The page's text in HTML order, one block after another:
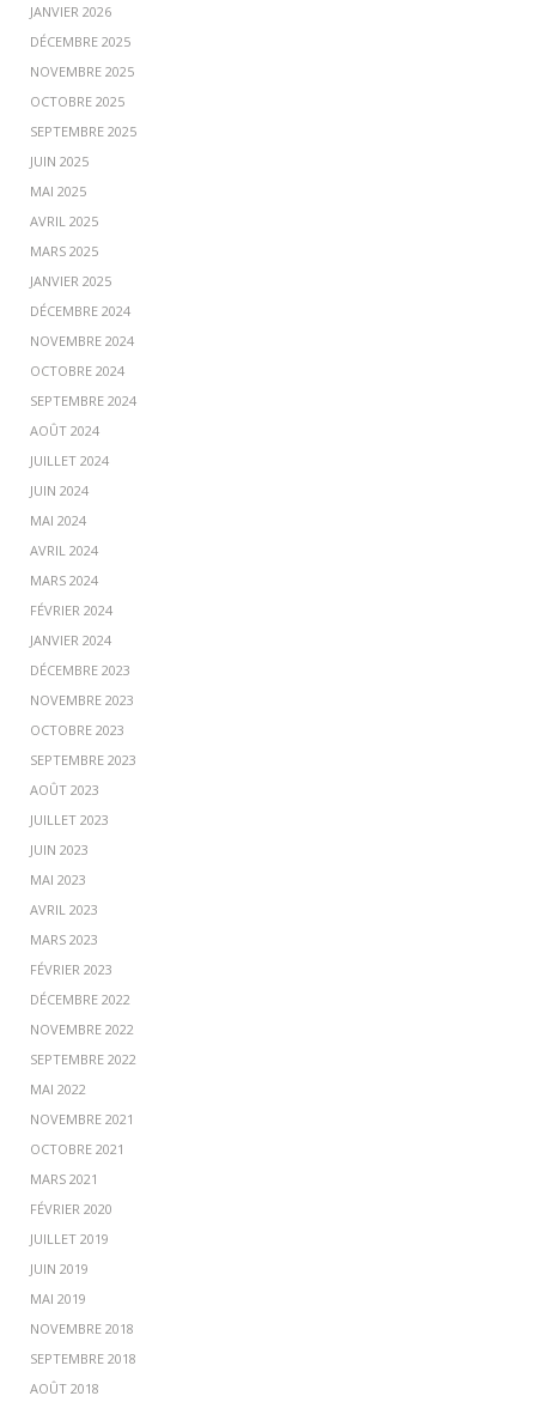
JANVIER 2026
DÉCEMBRE 2025
NOVEMBRE 2025
OCTOBRE 2025
SEPTEMBRE 2025
JUIN 2025
MAI 2025
AVRIL 2025
MARS 2025
JANVIER 2025
DÉCEMBRE 2024
NOVEMBRE 2024
OCTOBRE 2024
SEPTEMBRE 2024
AOÛT 2024
JUILLET 2024
JUIN 2024
MAI 2024
AVRIL 2024
MARS 2024
FÉVRIER 2024
JANVIER 2024
DÉCEMBRE 2023
NOVEMBRE 2023
OCTOBRE 2023
SEPTEMBRE 2023
AOÛT 2023
JUILLET 2023
JUIN 2023
MAI 2023
AVRIL 2023
MARS 2023
FÉVRIER 2023
DÉCEMBRE 2022
NOVEMBRE 2022
SEPTEMBRE 2022
MAI 2022
NOVEMBRE 2021
OCTOBRE 2021
MARS 2021
FÉVRIER 2020
JUILLET 2019
JUIN 2019
MAI 2019
NOVEMBRE 2018
SEPTEMBRE 2018
AOÛT 2018